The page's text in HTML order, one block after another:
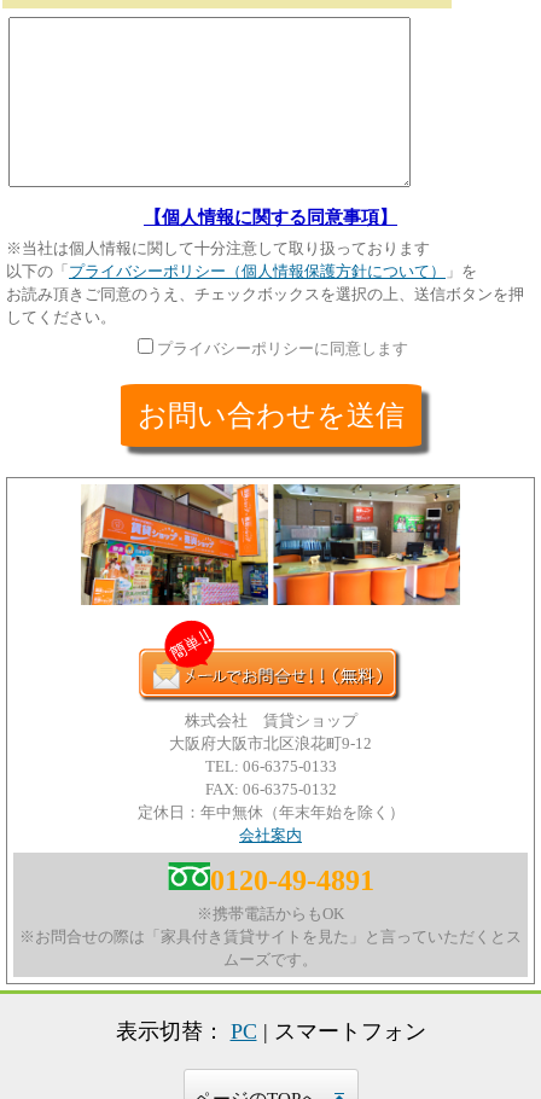
【個人情報に関する同意事項】
※当社は個人情報に関して十分注意して取り扱っております
以下の「 プライバシーポリシー（個人情報保護方針について）
」を
お読み頂きご同意のうえ、チェックボックスを選択の上、送信ボタンを押
してください。
プライバシーポリシーに同意します
株式会社 賃貸ショップ
大阪府大阪市北区浪花町9-12
TEL: 06-6375-0133
FAX: 06-6375-0132
定休日：年中無休（年末年始を除く）
会社案内
0120-49-4891
※携帯電話からもOK
※お問合せの際は「家具付き賃貸サイトを見た」と言っていただくとス
ムーズです。
表示切替： PC | スマートフォン